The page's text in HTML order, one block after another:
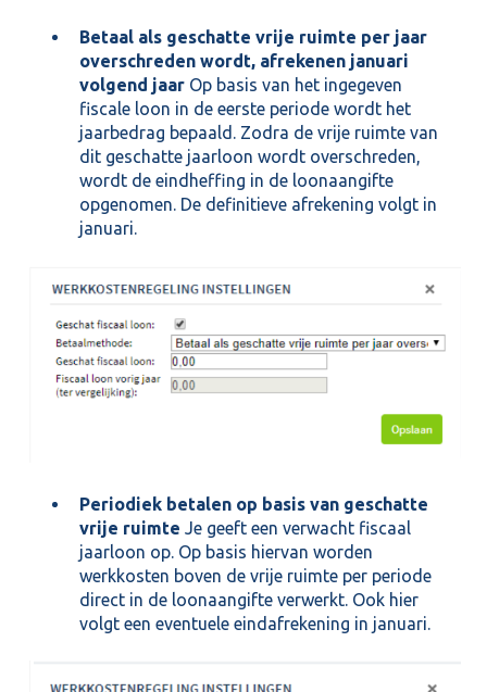
Betaal als geschatte vrije ruimte per jaar
overschreden wordt, afrekenen januari
volgend jaar Op basis van het ingegeven
fiscale loon in de eerste periode wordt het
jaarbedrag bepaald. Zodra de vrije ruimte van
dit geschatte jaarloon wordt overschreden,
wordt de eindheffing in de loonaangifte
opgenomen. De definitieve afrekening volgt in
januari.
Periodiek betalen op basis van geschatte
vrije ruimte Je geeft een verwacht fiscaal
jaarloon op. Op basis hiervan worden
werkkosten boven de vrije ruimte per periode
direct in de loonaangifte verwerkt. Ook hier
volgt een eventuele eindafrekening in januari.